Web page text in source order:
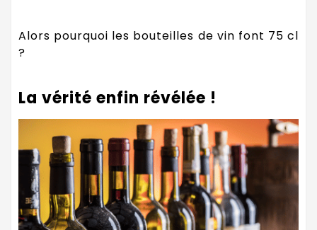
Alors pourquoi les bouteilles de vin font 75 cl
?
La vérité enfin révélée !